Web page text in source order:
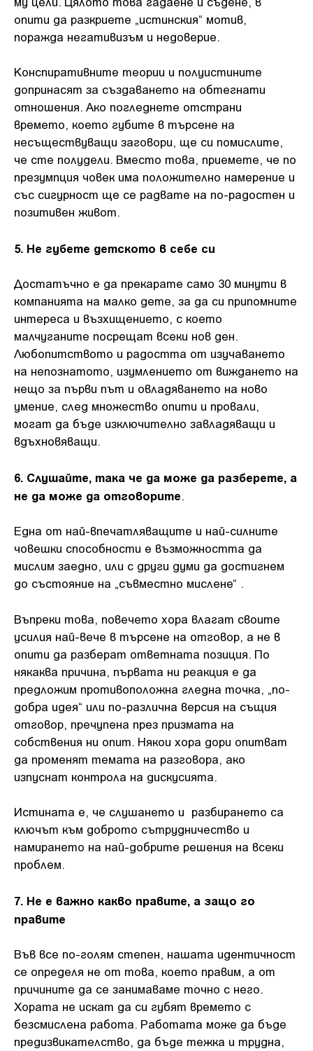
опити да разкриете „истинския“ мотив,
поражда негативизъм и недоверие.
Конспиративните теории и полуистините
допринасят за създаването на обтегнати
отношения. Ако погледнете отстрани
времето, което губите в търсене на
несъществуващи заговори, ще си помислите,
че сте полудели. Вместо това, приемете, че по
презумпция човек има положително намерение и
със сигурност ще се радвате на по-радостен и
позитивен живот.
5. Не губете детското в себе си
Достатъчно е да прекарате само 30 минути в
компанията на малко дете, за да си припомните
интереса и възхищението, с което
малчуганите посрещат всеки нов ден.
Любопитството и радостта от изучаването
на непознатото, изумлението от виждането на
нещо за първи път и овладяването на ново
умение, след множество опити и провали,
могат да бъде изключително завладяващи и
вдъхновяващи.
6. Слушайте, така че да може да разберете, а
не да може да отговорите
Една от най-впечатляващите и най-силните
човешки способности е възможността да
мислим заедно, или с други думи да достигнем
до състояние на „съвместно мислене“ .
Въпреки това, повечето хора влагат своите
усилия най-вече в търсене на отговор, а не в
опити да разберат ответната позиция. По
някаква причина, първата ни реакция е да
предложим противоположна гледна точка, „по-
добра идея“ или по-различна версия на същия
отговор, пречупена през призмата на
собствения ни опит. Някои хора дори опитват
да променят темата на разговора, ако
изпуснат контрола на дискусията.
Истината е, че слушането и разбирането са
ключът към доброто сътрудничество и
намирането на най-добрите решения на всеки
проблем.
7. Не е важно какво правите, а защо го
правите
Във все по-голям степен, нашата идентичност
се определя не от това, което правим, а от
причините да се занимаваме точно с него.
Хората не искат да си губят времето с
безсмислена работа. Работата може да бъде
предизвикателство, да бъде тежка и трудна,